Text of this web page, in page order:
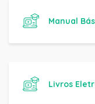
Manual
Livros